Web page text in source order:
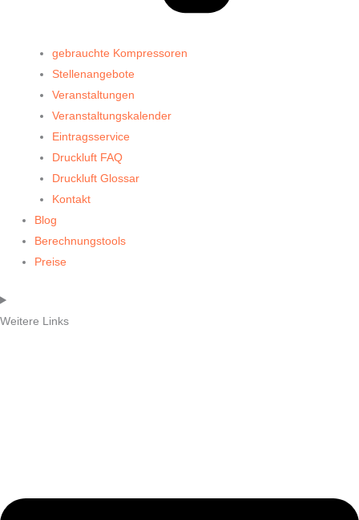
gebrauchte Kompressoren
Stellenangebote
Veranstaltungen
Veranstaltungskalender
Eintragsservice
Druckluft FAQ
Druckluft Glossar
Kontakt
Blog
Berechnungstools
Preise
Weitere Links